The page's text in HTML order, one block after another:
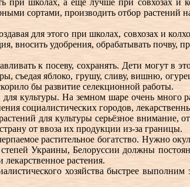
при школах, а ещё лучше при совхозах и
сортами, производить отбор растений
для этого при школах, совхозах и
вносить удобрения, обрабатывать почву,
к посеву, сохранять. Дети могут в
съедая яблоко, грушу, сливу, вишню,
бы развитие селекционной работы.
культуры. На земном шаре очень
социалистических городов,
для культуры серьёзное
от ввоза их продукции из-за границы.
растительное богатство. Нужно
Украины, Белоруссии должны
лекарственное растения.
хозяйства быстрее